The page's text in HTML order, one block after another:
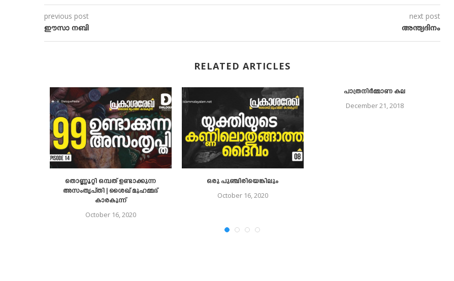
previous post
ഈസാ നബി
next post
അന്ത്യദിനം
RELATED ARTICLES
തൊണ്ണൂറ്റി ഒമ്പത് ഉണ്ടാക്കുന്ന
അസംതൃപ്തി | ശൈഖ് മുഹമ്മദ്
കാരകുന്ന്
October 16, 2020
ഒരു പുഞ്ചിരിയെങ്കിലും
October 16, 2020
പാത്രനിര്‍മ്മാണ കല
December 21, 2018